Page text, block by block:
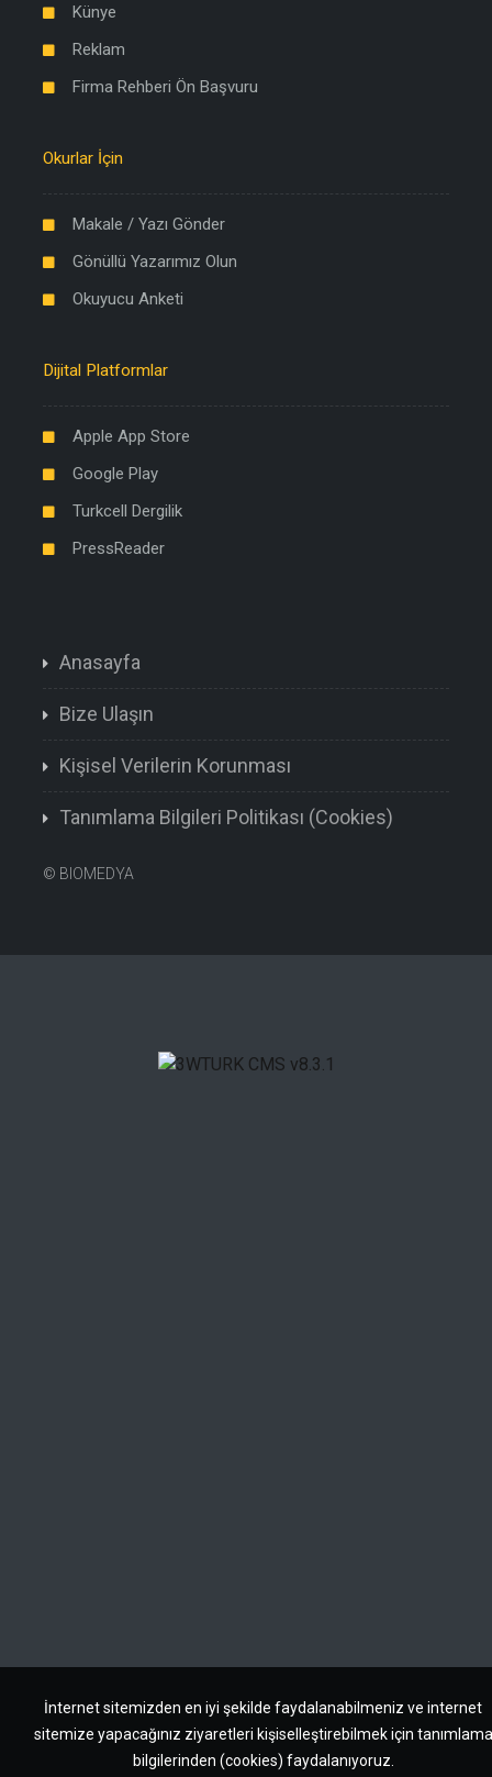
İnternet sitemizden en iyi şekilde faydalanabilmeniz ve internet
sitemize yapacağınız ziyaretleri kişiselleştirebilmek için tanımlama
bilgilerinden (cookies) faydalanıyoruz.
Künye
Reklam
Firma Rehberi Ön Başvuru
Okurlar İçin
Makale / Yazı Gönder
Gönüllü Yazarımız Olun
Okuyucu Anketi
Dijital Platformlar
Apple App Store
Google Play
Turkcell Dergilik
PressReader
Anasayfa
Bize Ulaşın
Kişisel Verilerin Korunması
Tanımlama Bilgileri Politikası (Cookies)
© BIOMEDYA